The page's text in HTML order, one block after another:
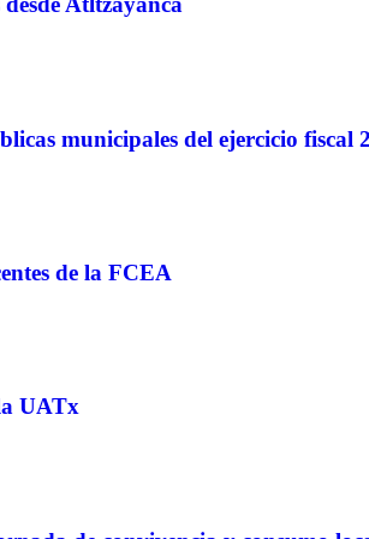
municipales del ejercicio fiscal
de la FCEA
UATx